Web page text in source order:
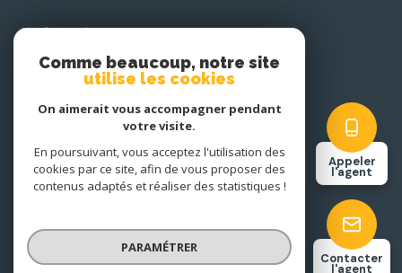
Appeler
l'agent
Contacter
l'agent
Nos honoraires
Cookies
© 2026 | Tous droits réservés
Comme beaucoup, notre site
utilise les cookies
On aimerait vous accompagner pendant
votre visite.
En poursuivant, vous acceptez l'utilisation des
cookies par ce site, afin de vous proposer des
contenus adaptés et réaliser des statistiques !
PARAMÉTRER